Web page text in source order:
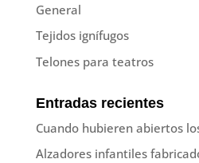
General
Tejidos ignífugos
Telones para teatros
Entradas recientes
Cuando hubieren abiertos
Alzadores infantiles